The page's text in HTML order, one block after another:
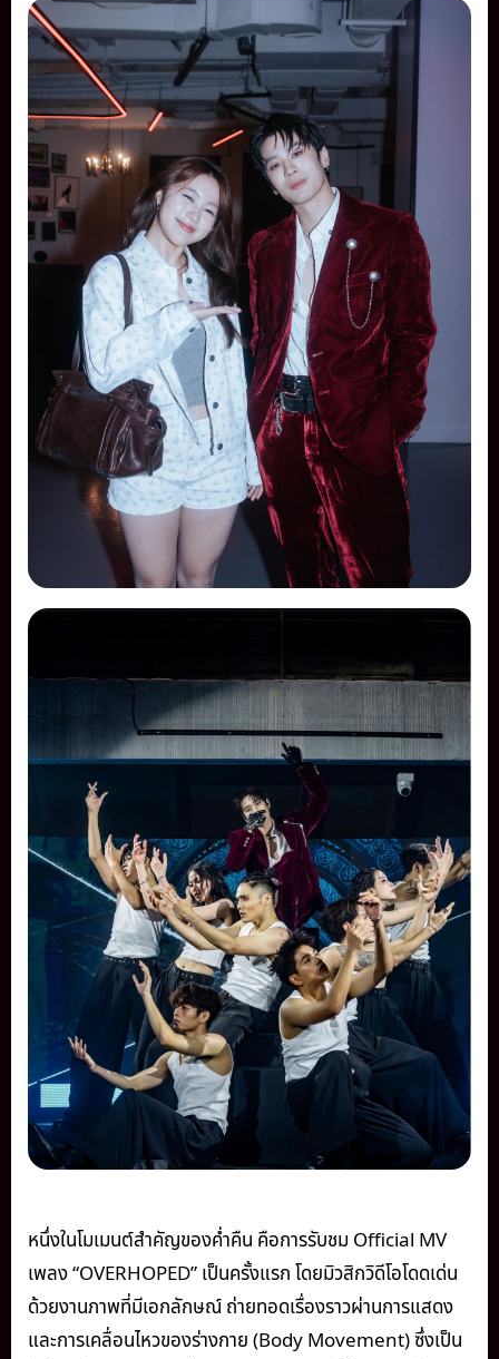
หนึ่งในโมเมนต์สำคัญของค่ำคืน คือการรับชม Official MV
เพลง “OVERHOPED” เป็นครั้งแรก โดยมิวสิกวิดีโอโดดเด่น
ด้วยงานภาพที่มีเอกลักษณ์ ถ่ายทอดเรื่องราวผ่านการแสดง
และการเคลื่อนไหวของร่างกาย (Body Movement) ซึ่งเป็น